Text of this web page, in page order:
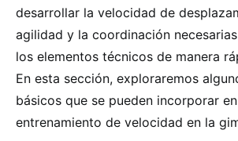
desarrollar la velocidad de
agilidad y la coordinación
los elementos técnicos de manera
En esta sección, exploraremos
básicos que se pueden incorporar
entrenamiento de velocidad en la